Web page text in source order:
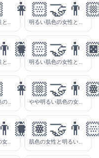
明るい肌色の女性と男性が手を手を繋いで 明るい肌色の女性との明るい肌色の男性が手を手を繋いで
明るい肌色の女性とのやや濃い肌色の男性が手を手を繋いで 明るい肌色の女性と濃い肌色の男性が手を手を繋いで
やや明るいの肌色の女性と男性が手を手を繋いで やや明るい肌色の女性と肌色の男性が手を手を繋いで
やや明るい肌色の女性と濃い肌色の男性が手を手を繋いで 肌色の女性と明るい肌色の男性が手を手を繋いで